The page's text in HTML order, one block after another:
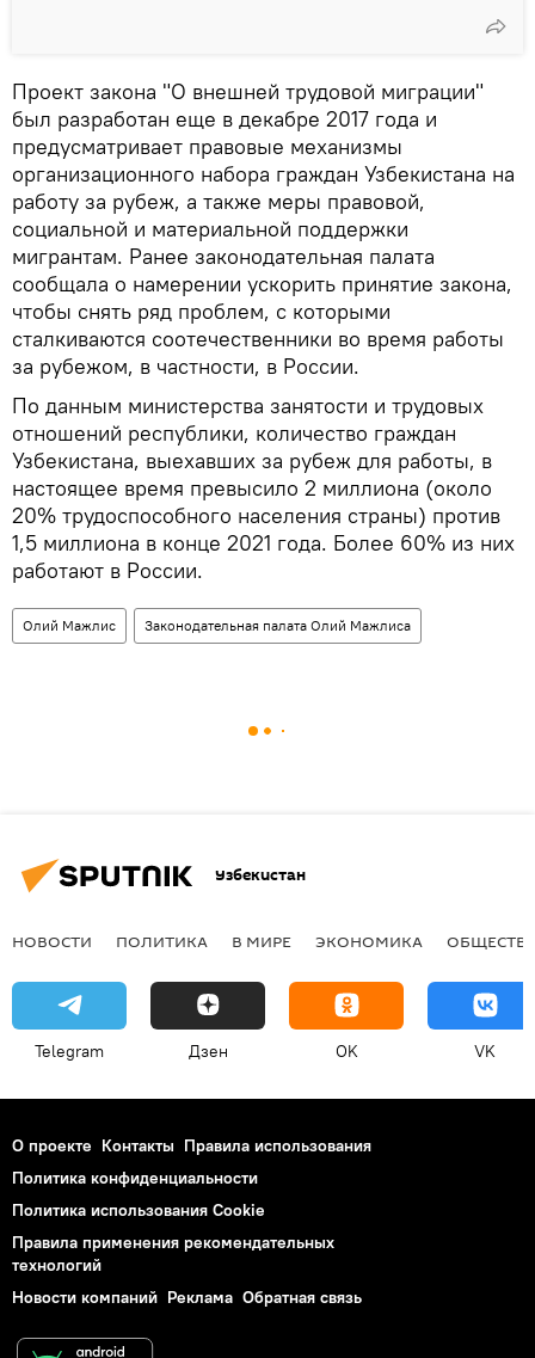
Проект закона "О внешней трудовой миграции"
был разработан еще в декабре 2017 года и
предусматривает правовые механизмы
организационного набора граждан Узбекистана на
работу за рубеж, а также меры правовой,
социальной и материальной поддержки
мигрантам. Ранее законодательная палата
сообщала о намерении ускорить принятие закона,
чтобы снять ряд проблем, с которыми
сталкиваются соотечественники во время работы
за рубежом, в частности, в России.
По данным министерства занятости и трудовых
отношений республики, количество граждан
Узбекистана, выехавших за рубеж для работы, в
настоящее время превысило 2 миллиона (около
20% трудоспособного населения страны) против
1,5 миллиона в конце 2021 года. Более 60% из них
работают в России.
Олий Мажлис Законодательная палата Олий Мажлиса
Узбекистан
НОВОСТИ ПОЛИТИКА В МИРЕ ЭКОНОМИКА
Telegram Дзен OK VK
О проекте Контакты Правила использования
Политика конфиденциальности
Политика использования Cookie
Правила применения рекомендательных
технологий
Новости компаний Реклама Обратная связь